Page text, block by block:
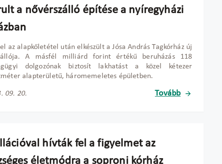
a nővérszálló építése a nyíregyházi
az alapkőletétel után elkészült a Jósa András Tagkórház új
A másfél milliárd forint értékű beruházás 118
dolgozónak biztosít lakhatást a közel kétezer
alapterületű, háromemeletes épületben.
09. 20. Tovább
hívták fel a figyelmet az
életmódra a soproni kórház